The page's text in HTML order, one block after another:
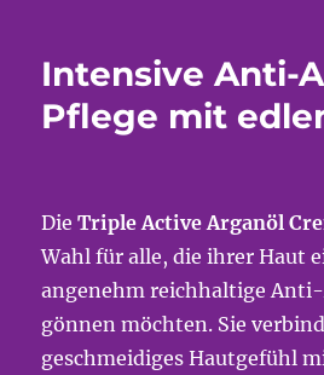
Intensive Anti-
Pflege mit
DieTriple Active Arganöl
Wahl für alle, die ihrer Haut
angenehm reichhaltige
gönnen möchten. Sie
geschmeidiges Hautgefühl